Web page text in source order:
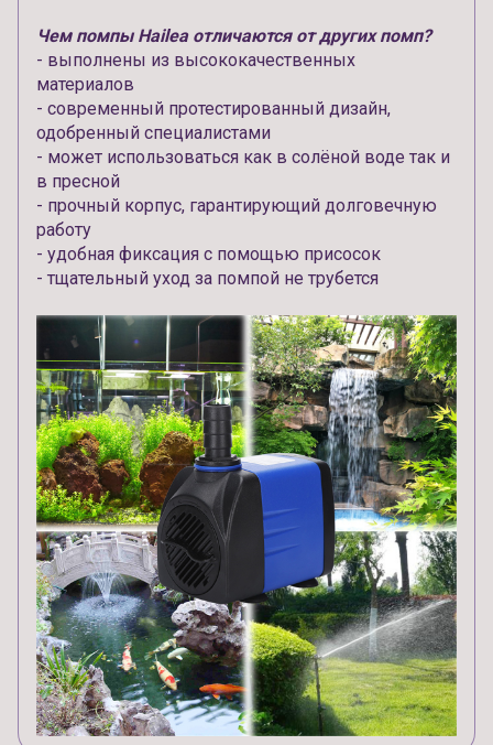
Чем помпы Hailea отличаются от других помп?
- выполнены из высококачественных
материалов
- современный протестированный дизайн,
одобренный специалистами
- может использоваться как в солёной воде так и
в пресной
- прочный корпус, гарантирующий долговечную
работу
- удобная фиксация с помощью присосок
- тщательный уход за помпой не трубется